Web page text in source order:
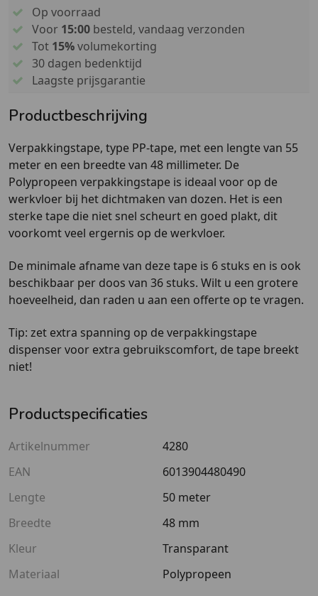
Op voorraad
Voor 15:00besteld, vandaag verzonden
Tot 15%volumekorting
30 dagen bedenktijd
Laagste prijsgarantie
Productbeschrijving
Verpakkingstape, type PP-tape, met een lengte van 55
meter en een breedte van 48 millimeter. De
Polypropeen verpakkingstape is ideaal voor op de
werkvloer bij het dichtmaken van dozen. Het is een
sterke tape die niet snel scheurt en goed plakt, dit
voorkomt veel ergernis op de werkvloer.
De minimale afname van deze tape is 6 stuks en is ook
beschikbaar per doos van 36 stuks. Wilt u een grotere
hoeveelheid, dan raden u aan een offerte op te vragen.
Tip: zet extra spanning op de verpakkingstape
dispenser voor extra gebruikscomfort, de tape breekt
niet!
Productspecificaties
Artikelnummer
4280
EAN
6013904480490
Lengte
50 meter
Breedte
48 mm
Kleur
Transparant
Materiaal
Polypropeen